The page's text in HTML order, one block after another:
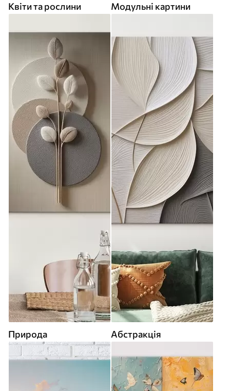
Квіти та рослини Модульні картини
Природа Абстракція